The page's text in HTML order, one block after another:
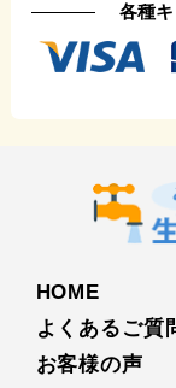
各種キ
HOME
よくあるご質
お客様の声